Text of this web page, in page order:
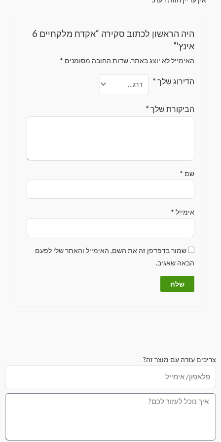
היה הראשון לכתוב סקירה “אקדח מלקחיים 6
אינץ'”
האימייל לא יוצג באתר.שדות החובה מסומנים *
הדירוג שלך *
הביקורת שלך *
שם *
אימייל *
שמור בדפדפן זה את השם, האימייל והאתר שלי לפעם
הבאה שאגיב.
צריכים עזרה עם מוצר זה?